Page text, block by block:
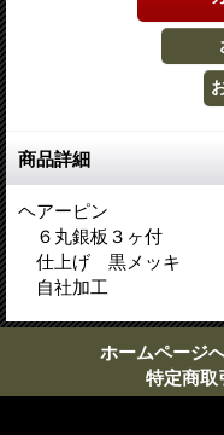
商品詳細
ヘアーピン
６丸銀板３ヶ付
仕上げ 黒メッキ
自社加工
ホームページ
特定商取